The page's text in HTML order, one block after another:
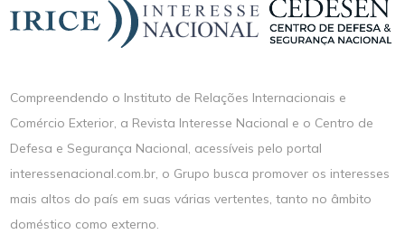
Compreendendo o Instituto de Relações Internacionais e
Comércio Exterior, a Revista Interesse Nacional e o Centro de
Defesa e Segurança Nacional, acessíveis pelo portal
interessenacional.com.br, o Grupo busca promover os interesses
mais altos do país em suas várias vertentes, tanto no âmbito
doméstico como externo.